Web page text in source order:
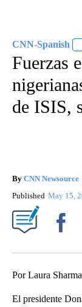
CNN-Spanish
Fuerzas
de ISIS,
By CNN Newsource
Published May 15,
Por Laura
El presidente